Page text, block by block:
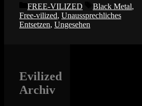
Kategorien
FREE-VILIZED Schlagwörter
Black Metal,
Free-vilized, Unaussprechliches
Entsetzen, Ungesehen
Evilized
Archiv